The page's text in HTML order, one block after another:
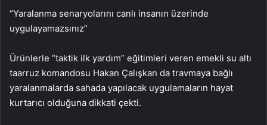
“Yaralanma senaryolarını canlı insanın üzerinde
uygulayamazsınız”
Ürünlerle “taktik ilk yardım” eğitimleri veren emekli su altı
taarruz komandosu Hakan Çalışkan da travmaya bağlı
yaralanmalarda sahada yapılacak uygulamaların hayat
kurtarıcı olduğuna dikkati çekti.